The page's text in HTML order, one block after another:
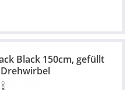
Black 150cm, gefüllt